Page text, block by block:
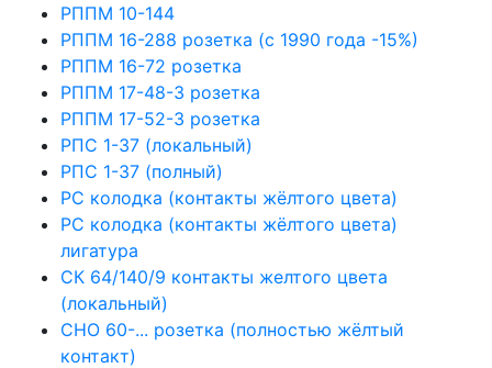
РППМ 10-144
РППМ 16-288 розетка (с 1990 года -15%)
РППМ 16-72 розетка
РППМ 17-48-3 розетка
РППМ 17-52-3 розетка
РПС 1-37 (локальный)
РПС 1-37 (полный)
РС колодка (контакты жёлтого цвета)
РС колодка (контакты жёлтого цвета)
лигатура
СК 64/140/9 контакты желтого цвета
(локальный)
СНО 60-... розетка (полностью жёлтый
контакт)